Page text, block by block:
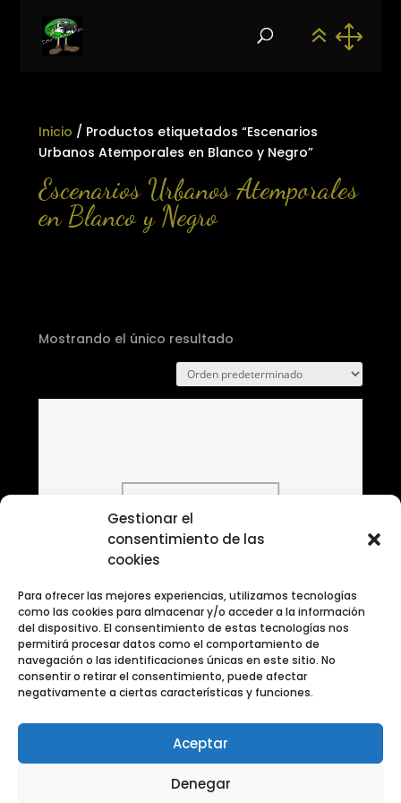
Gestionar el
consentimiento de las
cookies
Para ofrecer las mejores experiencias, utilizamos tecnologías
como las cookies para almacenar y/o acceder a la información
del dispositivo. El consentimiento de estas tecnologías nos
permitirá procesar datos como el comportamiento de
navegación o las identificaciones únicas en este sitio. No
consentir o retirar el consentimiento, puede afectar
negativamente a ciertas características y funciones.
Aceptar
Denegar
Inicio / Productos etiquetados “Escenarios
Urbanos Atemporales en Blanco y Negro”
Escenarios Urbanos Atemporales
en Blanco y Negro
Mostrando el único resultado
Banco de fotografias en blanco y negro urbano